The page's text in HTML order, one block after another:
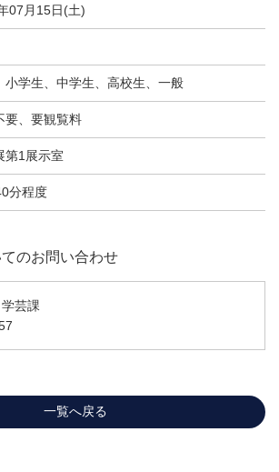
07月15日(土)
小学生、中学生、高校生、一般
要、要観覧料
第1展示室
分程度
のお問い合わせ
芸課
一覧へ戻る